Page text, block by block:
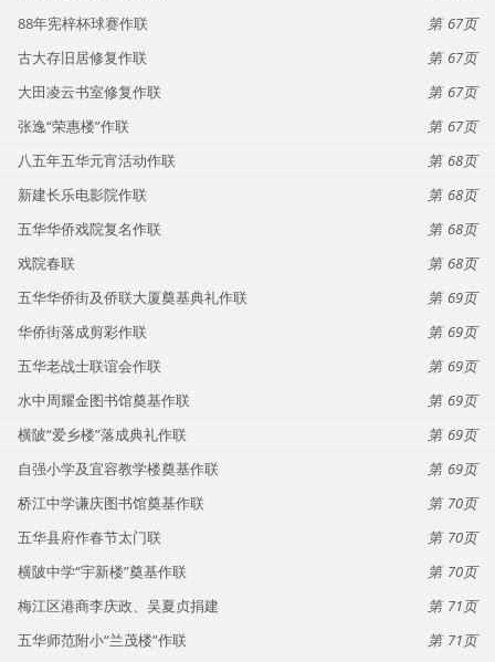
88年宪梓杯球赛作联
67
古大存旧居修复作联
67
大田凌云书室修复作联
67
张逸“荣惠楼”作联
67
八五年五华元宵活动作联
68
新建长乐电影院作联
68
五华华侨戏院复名作联
68
戏院春联
68
五华华侨街及侨联大厦奠基典礼作联
69
华侨街落成剪彩作联
69
五华老战士联谊会作联
69
水中周耀金图书馆奠基作联
69
横陂“爱乡楼”落成典礼作联
69
自强小学及宜容教学楼奠基作联
69
桥江中学谦庆图书馆奠基作联
70
五华县府作春节太门联
70
横陂中学“宇新楼”奠基作联
70
梅江区港商李庆政、吴夏贞捐建
71
五华师范附小“兰茂楼”作联
71